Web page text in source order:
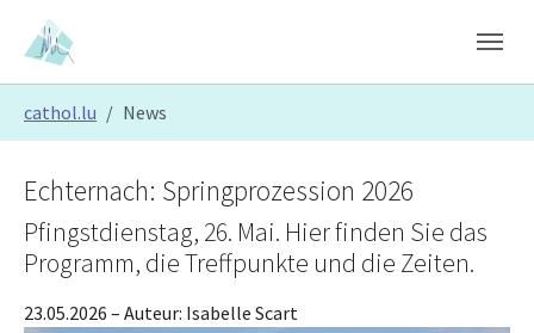
Skip to main content
Skip to page footer
cathol.lu News
Echternach: Springprozession 2026
Pfingstdienstag, 26. Mai. Hier finden Sie das
Programm, die Treffpunkte und die Zeiten.
23.05.2026 – Auteur: Isabelle Scart